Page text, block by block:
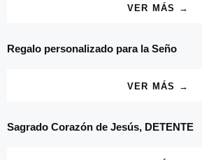
VER MÁS →
Regalo personalizado para la Seño
VER MÁS →
Sagrado Corazón de Jesús, DETENTE